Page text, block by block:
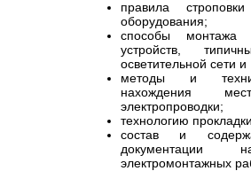
правила
оборудования;
способы монтажа
устройств,
осветительной сети
методы и
нахождения
электропроводки;
технологию
состав и
документации
электромонтажных